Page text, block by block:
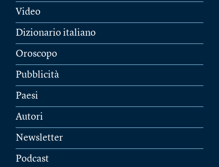
Video
Dizionario italiano
Oroscopo
Pubblicità
Paesi
Autori
Newsletter
Podcast